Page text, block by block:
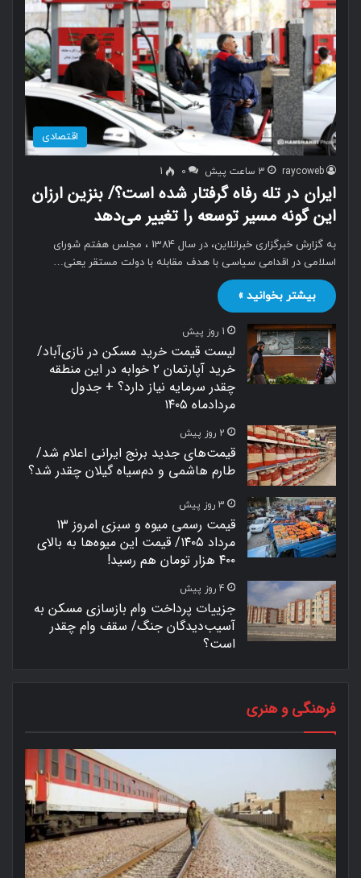
اقتصادی
raycoweb 3 ساعت پیش 0
1
ایران در تله رفاه گرفتار شده است؟/ بنزین ارزان
این گونه مسیر توسعه را تغییر می‌دهد
به گزارش خبرگزاری خبرانلاین، در سال 1384 ، مجلس هفتم شورای
اسلامی در اقدامی سیاسی با هدف مقابله با دولت مستقر یعنی…
بیشتر بخوانید »
1 روز پیش
لیست قیمت خرید مسکن در نازی‌آباد/
خرید آپارتمان ۲ خوابه در این منطقه
چقدر سرمایه نیاز دارد؟ + جدول
مردادماه ۱۴۰۵
2 روز پیش
قیمت‌های جدید برنج ایرانی اعلام شد/
طارم هاشمی و دم‌سیاه گیلان چقدر شد؟
3 روز پیش
قیمت رسمی میوه و سبزی امروز ۱۳
مرداد ۱۴۰۵/ قیمت این میوه‌ها به بالای
۴۰۰ هزار تومان هم رسید!
4 روز پیش
جزییات پرداخت وام بازسازی مسکن به
آسیب‌دیدگان جنگ/ سقف وام چقدر
است؟
فرهنگی و هنری